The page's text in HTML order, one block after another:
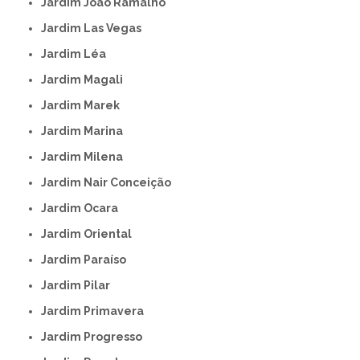
Jardim Las Vegas
Jardim Léa
Jardim Magali
Jardim Marek
Jardim Marina
Jardim Milena
Jardim Nair Conceição
Jardim Ocara
Jardim Oriental
Jardim Paraíso
Jardim Pilar
Jardim Primavera
Jardim Progresso